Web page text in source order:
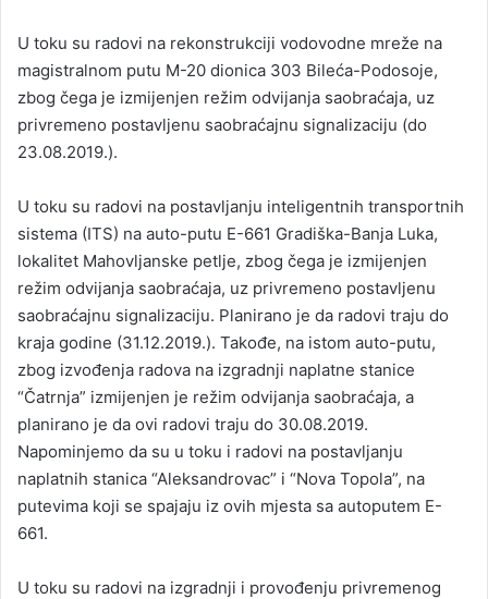
U toku su radovi na rekonstrukciji vodovodne mreže na
magistralnom putu M-20 dionica 303 Bileća-Podosoje,
zbog čega je izmijenjen režim odvijanja saobraćaja, uz
privremeno postavljenu saobraćajnu signalizaciju (do
23.08.2019.).
U toku su radovi na postavljanju inteligentnih transportnih
sistema (ITS) na auto-putu E-661 Gradiška-Banja Luka,
lokalitet Mahovljanske petlje, zbog čega je izmijenjen
režim odvijanja saobraćaja, uz privremeno postavljenu
saobraćajnu signalizaciju. Planirano je da radovi traju do
kraja godine (31.12.2019.). Takođe, na istom auto-putu,
zbog izvođenja radova na izgradnji naplatne stanice
“Čatrnja” izmijenjen je režim odvijanja saobraćaja, a
planirano je da ovi radovi traju do 30.08.2019.
Napominjemo da su u toku i radovi na postavljanju
naplatnih stanica “Aleksandrovac” i “Nova Topola”, na
putevima koji se spajaju iz ovih mjesta sa autoputem E-
661.
U toku su radovi na izgradnji i provođenju privremenog